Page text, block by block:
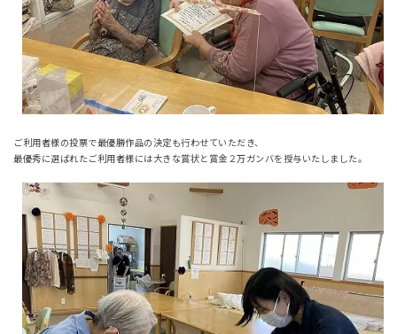
ご利用者様の投票で最優勝作品の決定も行わせていただき、
最優秀に選ばれたご利用者様には大きな賞状と賞金２万ガンバを授与いたしました。